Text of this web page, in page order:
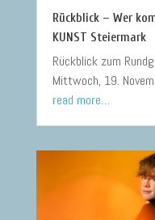
Rückblick – Wer
KUNST Steiermark
Rückblick zum
Mittwoch, 19.
read more…